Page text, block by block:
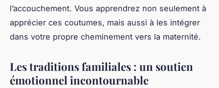
l’accouchement. Vous apprendrez non seulement à
apprécier ces coutumes, mais aussi à les intégrer
dans votre propre cheminement vers la maternité.
Les traditions familiales : un soutien
émotionnel incontournable